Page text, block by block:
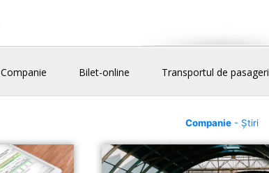
Companie Bilet-online Transportul de pasageri
Companie- Știri